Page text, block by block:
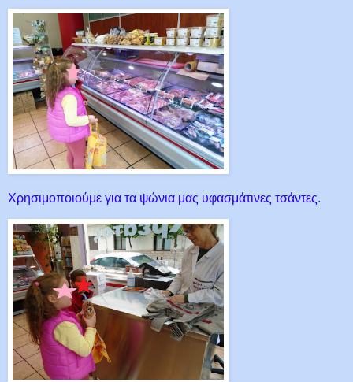
Χρησιμοποιούμε για τα ψώνια μας υφασμάτινες τσάντες.